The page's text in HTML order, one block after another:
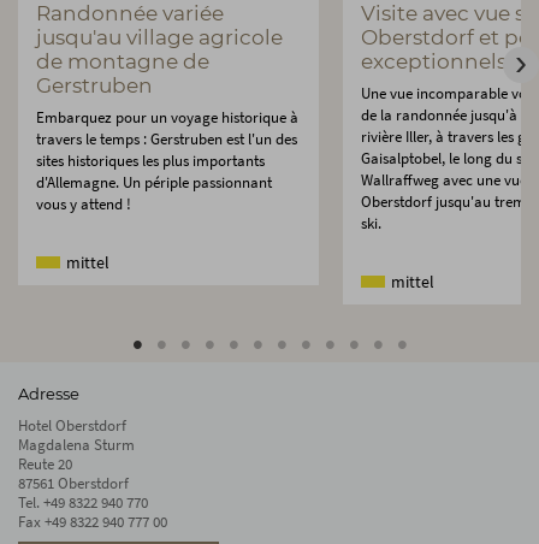
Randonnée variée
jusqu'au village agricole
de montagne de
Gerstruben
Embarquez pour un voyage historique à
travers le temps : Gerstruben est l'un des
sites historiques les plus importants
d'Allemagne. Un périple passionnant
vous y attend !
mittel
Visite avec vue
Oberstdorf et
exceptionnels
Une vue incomparable
de la randonnée jusqu'à la
rivière Iller, à travers les
Gaisalptobel, le long du
Wallraffweg avec une vue
Oberstdorf jusqu'au
ski.
mittel
Adresse
Hotel Oberstdorf
Magdalena Sturm
Reute 20
87561 Oberstdorf
Tel. +49 8322 940 770
Fax +49 8322 940 777 00